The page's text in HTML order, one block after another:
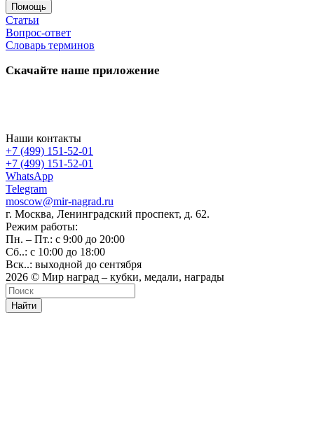
Помощь
Статьи
Вопрос-ответ
Словарь терминов
Скачайте наше приложение
Наши контакты
+7 (499) 151-52-01
+7 (499) 151-52-01
WhatsApp
Telegram
moscow@mir-nagrad.ru
г. Москва, Ленинградский проспект, д. 62.
Режим работы:
Пн. – Пт.: с 9:00 до 20:00
Сб..: с 10:00 до 18:00
Вск..: выходной до сентября
2026 © Мир наград – кубки, медали, награды
Найти